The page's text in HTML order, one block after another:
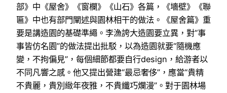
部》中《屋舍》《窗欄》《山石》各篇，《墻壁》《聯
匾》中也有部門闡述與園林相干的做法。《屋舍篇》重
要是講造園的基礎準繩。李漁誇大造園要立異，對“事
事皆仿名園”的做法提出批駁，以為造園就要“隨機應
變，不拘偏見”，每個細節都要自行design，給游者以
不同凡響之感。他又提出營建“最忌奢侈”，應當“貴精
不貴麗，貴別緻年夜雅，不貴纖巧爛漫”。對于園林場